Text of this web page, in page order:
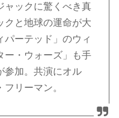
ャックに驚くべき真
クと地球の運命が大
パーテッド」のウィ
ー・ウォーズ」も手
参加。共演にオル
リーマン。